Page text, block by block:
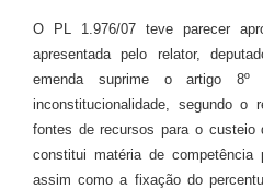
O PL 1.976/07 teve parecer
apresentada pelo relator,
emenda suprime o artigo 8º
inconstitucionalidade, segundo o
fontes de recursos para o
constitui matéria de competência
assim como a fixação do